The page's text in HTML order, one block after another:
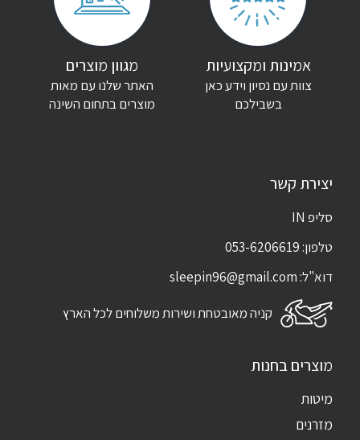
שמור בדפדפן זה את השם, האימייל והאתר שלי לפעם הבאה שאגיב.
אמינות ומקצועיות
צוות עם נסיון וידע כאן
בשבילכם
מגוון מוצרים
האתר שלנו עם מאות
מוצרים בתחום השינה
יצירת קשר
סליפ IN
טלפון:053-6206619
דוא"ל:sleepin96@gmail.com
קניה מאובטחת ושירות משלוחים לכל הארץ
מוצרים בחנות
מיטות
מזרנים